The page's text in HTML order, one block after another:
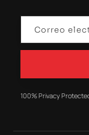
100% Privacy